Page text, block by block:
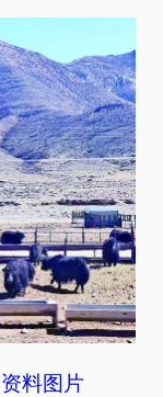
料图片